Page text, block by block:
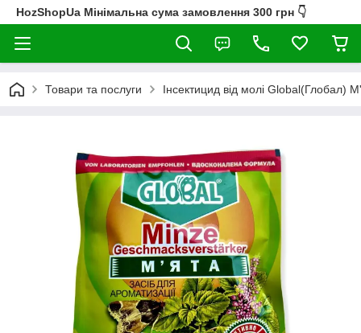
HozShopUa Мінімальна сума замовлення 300 грн 👇
Товари та послуги Інсектицид від молі Global(Глобал)